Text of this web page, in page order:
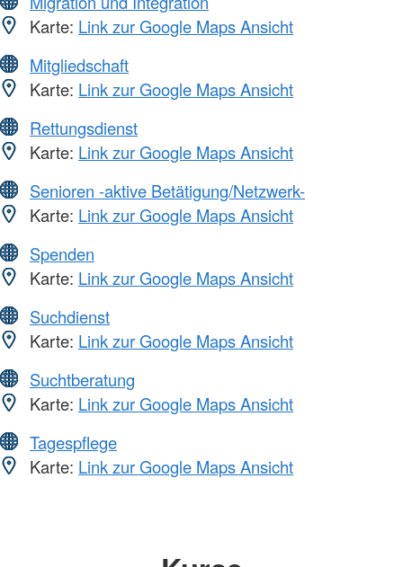
Karte: Link zur Google Maps Ansicht
Mitgliedschaft
Karte: Link zur Google Maps Ansicht
Rettungsdienst
Karte: Link zur Google Maps Ansicht
Senioren -aktive Betätigung/Netzwerk-
Karte: Link zur Google Maps Ansicht
Spenden
Karte: Link zur Google Maps Ansicht
Suchdienst
Karte: Link zur Google Maps Ansicht
Suchtberatung
Karte: Link zur Google Maps Ansicht
Tagespflege
Karte: Link zur Google Maps Ansicht